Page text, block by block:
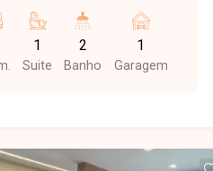
principais vias da cidade e
com supermercados,
farmácias e diversos
53 m² de área
1
Suite
2
Banho
1
Garagem